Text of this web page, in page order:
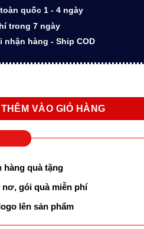
quốc 1 - 4 ngày
trong 7 ngày
hàng - Ship COD
606 màu xanh phiên bản hàng
THÊM VÀO GIỎ HÀNG
hàng quà tặng
gói quà miễn phí
lên sản phẩm